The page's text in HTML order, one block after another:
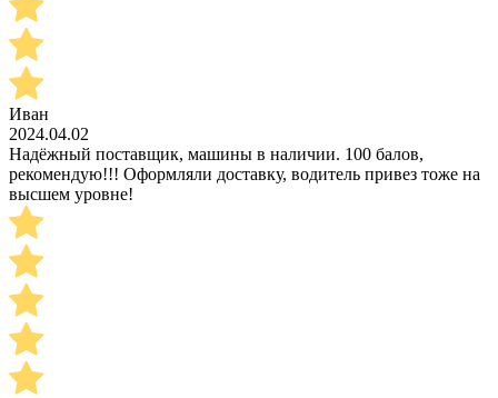
Иван
2024.04.02
Надёжный поставщик, машины в наличии. 100 балов,
рекомендую!!! Оформляли доставку, водитель привез тоже на
высшем уровне!